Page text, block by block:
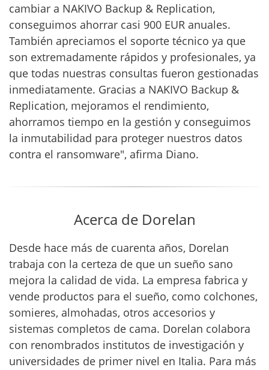
cambiar a NAKIVO Backup & Replication,
conseguimos ahorrar casi 900 EUR anuales.
También apreciamos el soporte técnico ya que
son extremadamente rápidos y profesionales, ya
que todas nuestras consultas fueron gestionadas
inmediatamente. Gracias a NAKIVO Backup &
Replication, mejoramos el rendimiento,
ahorramos tiempo en la gestión y conseguimos
la inmutabilidad para proteger nuestros datos
contra el ransomware", afirma Diano.
Acerca de Dorelan
Desde hace más de cuarenta años, Dorelan
trabaja con la certeza de que un sueño sano
mejora la calidad de vida. La empresa fabrica y
vende productos para el sueño, como colchones,
somieres, almohadas, otros accesorios y
sistemas completos de cama. Dorelan colabora
con renombrados institutos de investigación y
universidades de primer nivel en Italia. Para más